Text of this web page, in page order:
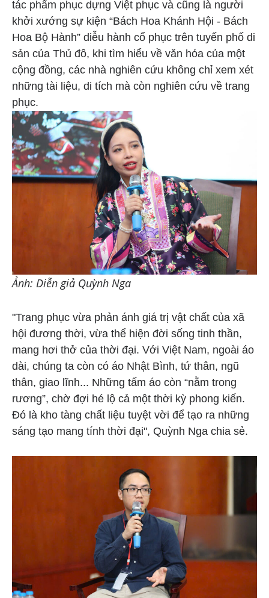
tác phẩm phục dựng Việt phục và cũng là người
khởi xướng sự kiện “Bách Hoa Khánh Hội - Bách
Hoa Bộ Hành” diễu hành cổ phục trên tuyến phố di
sản của Thủ đô, khi tìm hiểu về văn hóa của một
cộng đồng, các nhà nghiên cứu không chỉ xem xét
những tài liệu, di tích mà còn nghiên cứu về trang
phục.
Ảnh: Diễn giả Quỳnh Nga
"Trang phục vừa phản ánh giá trị vật chất của xã
hội đương thời, vừa thể hiện đời sống tinh thần,
mang hơi thở của thời đại. Với Việt Nam, ngoài áo
dài, chúng ta còn có áo Nhật Bình, tứ thân, ngũ
thân, giao lĩnh... Những tấm áo còn “nằm trong
rương”, chờ đợi hé lộ cả một thời kỳ phong kiến.
Đó là kho tàng chất liệu tuyệt vời để tạo ra những
sáng tạo mang tính thời đại", Quỳnh Nga chia sẻ.